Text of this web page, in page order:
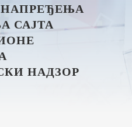
САЈТА
НАДЗОР